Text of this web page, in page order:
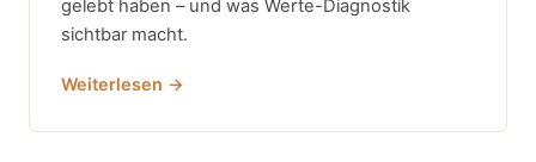
gelebt haben – und was Werte-Diagnostik
sichtbar macht.
Weiterlesen →